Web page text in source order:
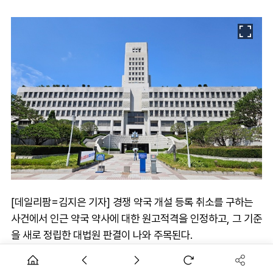
[데일리팜=김지은 기자] 경쟁 약국 개설 등록 취소를 구하는
사건에서 인근 약국 약사에 대한 원고적격을 인정하고, 그 기준
을 새로 정립한 대법원 판결이 나와 주목된다.